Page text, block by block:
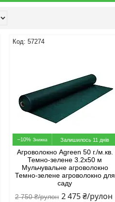
57274
–10% Залишилось 11 днів
Агроволокно Agreen 50 г./м.кв.
Темно-зелене 3.2х50 м
Мульчувальне агроволокно
Темно-зелене агроволокно для
саду
2 750 ₴/рулон 2 475 ₴/рулон